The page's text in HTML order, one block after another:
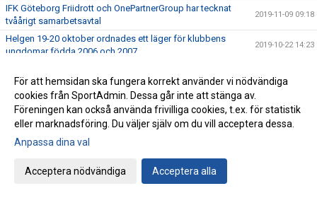
IFK Göteborg Friidrott och OnePartnerGroup har tecknat
tvåårigt samarbetsavtal
2019-11-09 09:18
Helgen 19-20 oktober ordnades ett läger för klubbens
ungdomar födda 2006 och 2007
2019-10-22 14:23
Funktionärsanmälan för 2020 är öppen 2019-10-19 15:55
Nästa webbshop öppnar 21 oktober 2019-09-17 19:00
S-hallen brinner! 2019-09-15 21:28
Stora framgångar för våra ungdomar på
Götalandsmästerskapen i Kalmar!
Götalandsmästerskap 13-14 år Utomhus
För att hemsidan ska fungera korrekt använder vi nödvändiga
cookies från SportAdmin. Dessa går inte att stänga av.
Föreningen kan också använda frivilliga cookies, t.ex. för statistik
eller marknadsföring. Du väljer själv om du vill acceptera dessa.
Anpassa dina val
Acceptera nödvändiga Acceptera alla